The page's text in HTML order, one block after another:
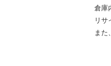
倉庫
リサ
また